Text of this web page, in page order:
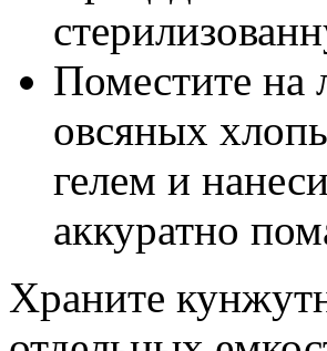
Поместите на
овсяных
гелем и
аккуратно
Храните